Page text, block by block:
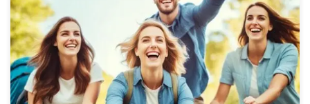
Descubra como encontrar um seguro de vida barato que proteja
você e sua família. Compare opções, economize e garanta
tranquilidade financeira com cobertura acessível.